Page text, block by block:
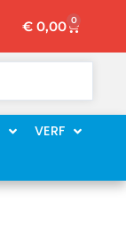
€ 0,00 0
VERF